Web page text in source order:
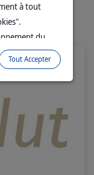
à tout
du
Ils
sur le site. En
cookie
et notre
Tout Accepter